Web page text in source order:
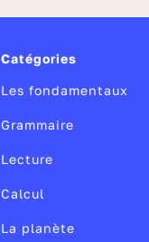
Catégories
Les fondamentaux
Grammaire
Lecture
Calcul
La planète